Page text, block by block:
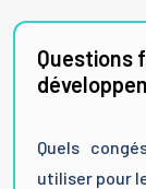
Questions
Quels
utiliser pour